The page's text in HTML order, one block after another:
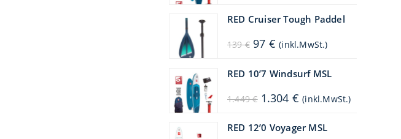
1.099 € 879 €.
RED Cruiser Tough Paddel
139€ Ursprünglicher
Preis
97 € Aktueller
Preis
97 €.
(inkl.MwSt.)
RED 10’7 Windsurf MSL
1.449€ Ursprünglicher
Preis
1.304 € Aktueller
Preis
(inkl.MwSt.)
RED 12’0 Voyager MSL